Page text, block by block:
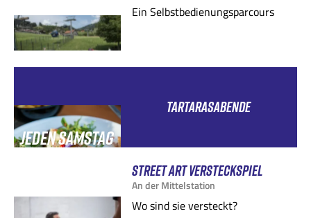
Ein Selbstbedienungsparcours
JEDEN SAMSTAG
TARTARASABENDE
STREET ART VERSTECKSPIEL
An der Mittelstation
Wo sind sie versteckt?